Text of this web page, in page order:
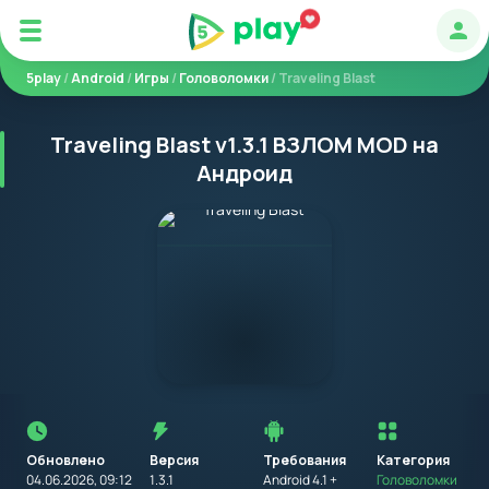
5play/Android /Игры /Головоломки/ Traveling Blast
Traveling Blast v1.3.1 ВЗЛОМ MOD на
Андроид
Обновлено
04.06.2026, 09:12
Версия
1.3.1
Требования
Android 4.1 +
установкой
приложения
на
устройство
Категория
Головоломки